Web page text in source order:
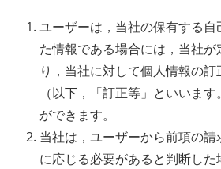
ユーザーは，当社の保有する自
た情報である場合には，当社が
り，当社に対して個人情報の
（以下，「訂正等」といいま
ができます。
当社は，ユーザーから前項の
に応じる必要があると判断し